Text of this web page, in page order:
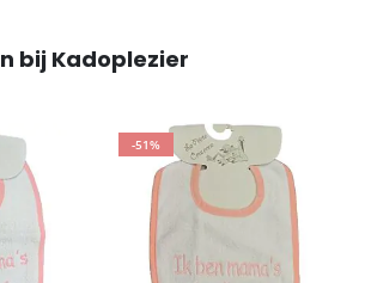
bij Kadoplezier
-51%